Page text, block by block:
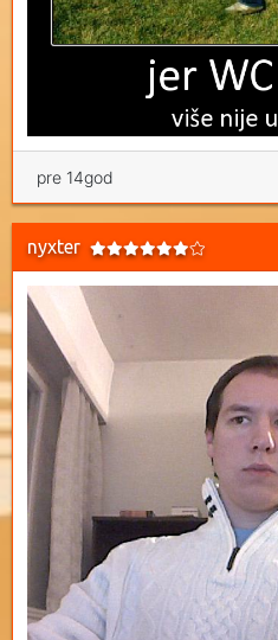
pre 14god
nyxter